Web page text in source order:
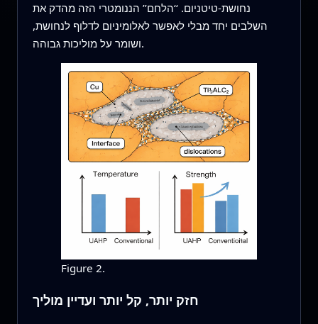
נחושת‑טיטניום. ‘‘הלחם’’ הננומטרי הזה מהדק את
השלבים יחד מבלי לאפשר לאלומיניום לדלוף לנחושת,
ושומר על מוליכות גבוהה.
Figure 2.
חזק יותר, קל יותר ועדיין מוליך